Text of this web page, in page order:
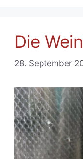
Die
28. September